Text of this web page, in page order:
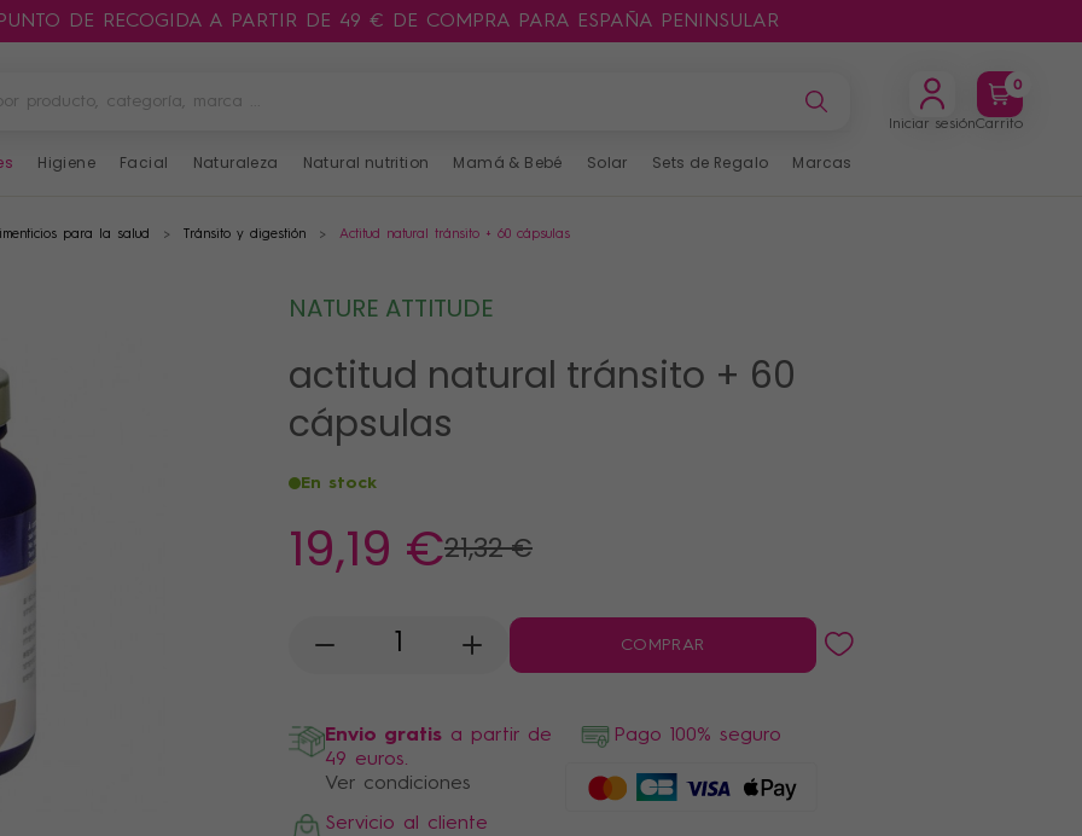
DE RECOGIDA A PARTIR DE 49 € DE COMPRA PARA ESPAÑA PENINSULAR
Iniciar sesión
0
Carrito
Higiene Facial Naturaleza Natural nutrition Mamá & Bebé Solar Sets de Regalo Marcas
para la salud Tránsito y digestión Actitud natural tránsito + 60 cápsulas
NATURE ATTITUDE
actitud natural tránsito + 60
cápsulas
En stock
19,19 €21,32 €
- + COMPRAR
Envio gratis a partir de
49 euros.
Ver condiciones
Pago 100% seguro
Servicio al cliente